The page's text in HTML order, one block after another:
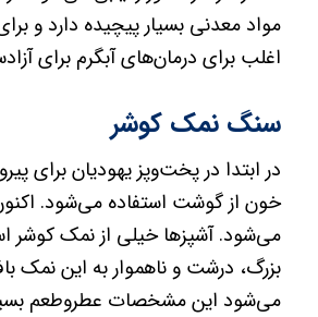
مواد معدنی بسیار پیچیده دارد و
اغلب برای درمان‌های آبگرم برای
سنگ نمک کوشر
در ابتدا در پخت‌وپز یهودیان برای
خون از گوشت استفاده می‌شود.
می‌شود. آشپزها خیلی از نمک کوشر
بزرگ، درشت و ناهموار به این
می‌شود این مشخصات عطروطعم